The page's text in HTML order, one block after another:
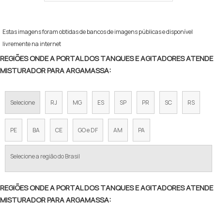
Estas imagens foram obtidas de bancos de imagens públicas e disponível
livremente na internet
REGIÕES ONDE A PORTAL DOS TANQUES E AGITADORES ATENDE
MISTURADOR PARA ARGAMASSA:
Selecione RJ MG ES SP PR SC RS
PE BA CE GO e DF AM PA
Selecione a região do Brasil
REGIÕES ONDE A PORTAL DOS TANQUES E AGITADORES ATENDE
MISTURADOR PARA ARGAMASSA: